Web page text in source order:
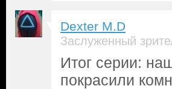
Dexter M.D
Заслуженный
Итог серии:
покрасили